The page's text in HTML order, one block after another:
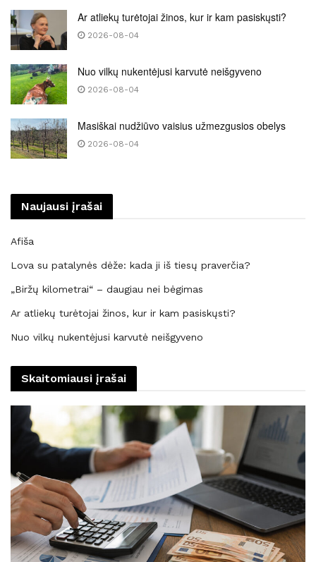
Ar atliekų turėtojai žinos, kur ir kam pasiskųsti?
2026-08-04
Nuo vilkų nukentėjusi karvutė neišgyveno
2026-08-04
Masiškai nudžiūvo vaisius užmezgusios obelys
2026-08-04
Naujausi įrašai
Afiša
Lova su patalynės dėže: kada ji iš tiesų praverčia?
„Biržų kilometrai“ – daugiau nei bėgimas
Ar atliekų turėtojai žinos, kur ir kam pasiskųsti?
Nuo vilkų nukentėjusi karvutė neišgyveno
Skaitomiausi įrašai